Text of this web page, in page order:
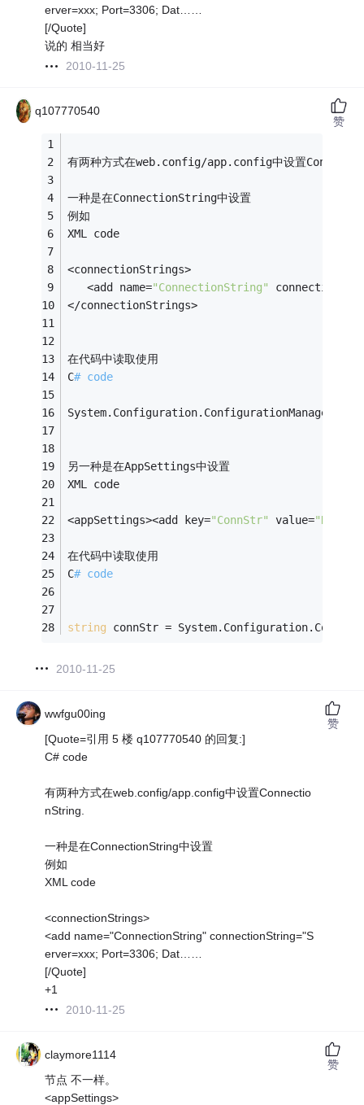
erver=xxx; Port=3306; Dat……
[/Quote]
说的 相当好
2010-11-25
q107770540
有两种方式在web.config/app.config中设置
一种是在ConnectionString中设置
例如
XML code
<connectionStrings>
   <add name=
"ConnectionString"
</connectionStrings>
在代码中读取使用
C# code
另一种是在AppSettings中设置
XML code
<appSettings><add key="ConnStr" value="Data
在代码中读取使用
C# code
string connStr =
2010-11-25
赞
wwfgu00ing
[Quote=引用 5 楼 q107770540 的回复:]
C# code
有两种方式在web.config/app.config中设置Connectio
nString.
一种是在ConnectionString中设置
例如
XML code
<connectionStrings>
<add name="ConnectionString" connectionString="S
erver=xxx; Port=3306; Dat……
[/Quote]
+1
2010-11-25
赞
claymore1114
节点 不一样。
<appSettings>
赞